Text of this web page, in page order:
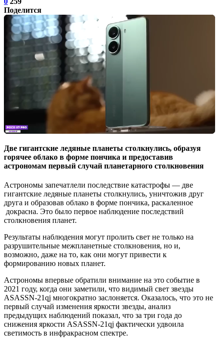
Поделится
Две гигантские ледяные планеты столкнулись, образуя
горячее облако в форме пончика и предоставив
астрономам первый случай планетарного столкновения
Астрономы запечатлели последствие катастрофы — две
гигантские ледяные планеты столкнулись, уничтожив друг
друга и образовав облако в форме пончика, раскаленное
докрасна. Это было первое наблюдение последствий
столкновения планет.
Результаты наблюдения могут пролить свет не только на
разрушительные межпланетные столкновения, но и,
возможно, даже на то, как они могут привести к
формированию новых планет.
Астрономы впервые обратили внимание на это событие в
2021 году, когда они заметили, что видимый свет звезды
ASASSN-21qj многократно заслоняется. Оказалось, что это не
первый случай изменения яркости звезды, анализ
предыдущих наблюдений показал, что за три года до
снижения яркости ASASSN-21qj фактически удвоила
светимость в инфракрасном спектре.